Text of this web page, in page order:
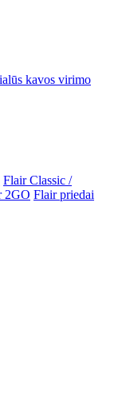
kavos virimo
Flair Classic /
2GO Flair priedai